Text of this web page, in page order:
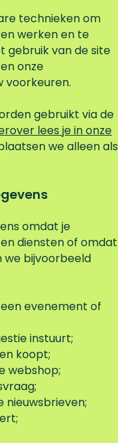
technieken om
werken en te
gebruik van de site
onze
voorkeuren.
gebruikt via de
lees je in onze
we alleen als
omdat je
diensten of omdat
we bijvoorbeeld
evenement of
instuurt;
koopt;
webshop;
nieuwsbrieven;